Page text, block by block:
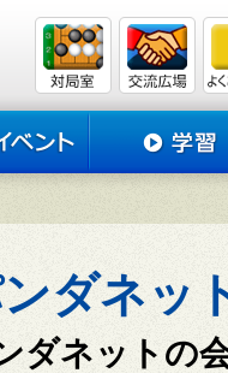
ダネッ
ダネットの